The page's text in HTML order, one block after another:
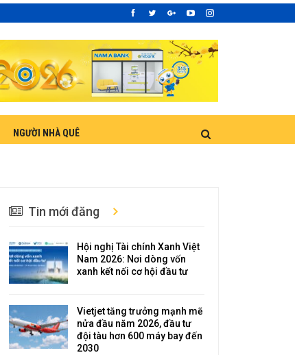
NGƯỜI NHÀ QUÊ
Tin mới đăng
Hội nghị Tài chính Xanh Việt
Nam 2026: Nơi dòng vốn
xanh kết nối cơ hội đầu tư
Vietjet tăng trưởng mạnh mẽ
nửa đầu năm 2026, đầu tư
đội tàu hơn 600 máy bay đến
2030